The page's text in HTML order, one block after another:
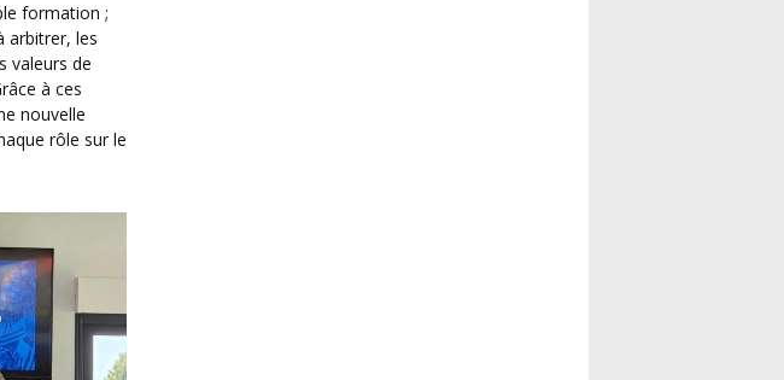
arbitrer, les
valeurs de
à ces
nouvelle
rôle sur le